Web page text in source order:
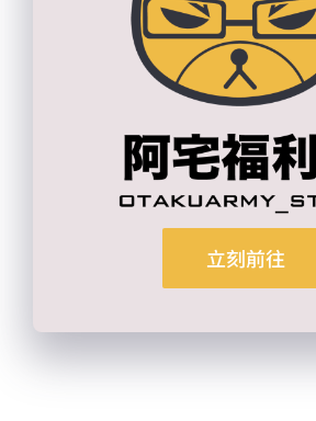
立刻前往